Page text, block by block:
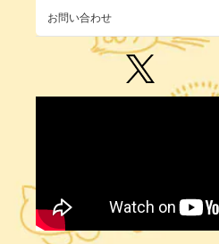
お問い合わせ